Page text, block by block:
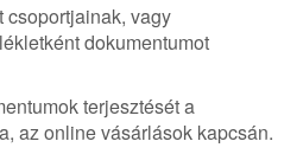
csoportjainak, vagy
dokumentumot
terjesztését a
az online vásárlások kapcsán.